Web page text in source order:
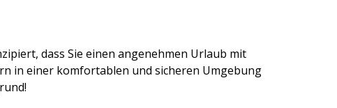
dass Sie einen angenehmen Urlaub mit
in einer komfortablen und sicheren Umgebung